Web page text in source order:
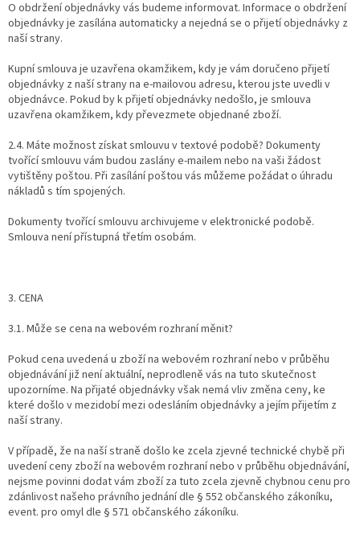
O obdržení objednávky vás budeme informovat. Informace o obdržení
objednávky je zasílána automaticky a nejedná se o přijetí objednávky z
naší strany.
Kupní smlouva je uzavřena okamžikem, kdy je vám doručeno přijetí
objednávky z naší strany na e-mailovou adresu, kterou jste uvedli v
objednávce. Pokud by k přijetí objednávky nedošlo, je smlouva
uzavřena okamžikem, kdy převezmete objednané zboží.
2.4. Máte možnost získat smlouvu v textové podobě? Dokumenty
tvořící smlouvu vám budou zaslány e-mailem nebo na vaši žádost
vytištěny poštou. Při zasílání poštou vás můžeme požádat o úhradu
nákladů s tím spojených.
Dokumenty tvořící smlouvu archivujeme v elektronické podobě.
Smlouva není přístupná třetím osobám.
3. CENA
3.1. Může se cena na webovém rozhraní měnit?
Pokud cena uvedená u zboží na webovém rozhraní nebo v průběhu
objednávání již není aktuální, neprodleně vás na tuto skutečnost
upozorníme. Na přijaté objednávky však nemá vliv změna ceny, ke
které došlo v mezidobí mezi odesláním objednávky a jejím přijetím z
naší strany.
V případě, že na naší straně došlo ke zcela zjevné technické chybě při
uvedení ceny zboží na webovém rozhraní nebo v průběhu objednávání,
nejsme povinni dodat vám zboží za tuto zcela zjevně chybnou cenu pro
zdánlivost našeho právního jednání dle § 552 občanského zákoníku,
event. pro omyl dle § 571 občanského zákoníku.